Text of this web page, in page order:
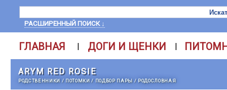
РАСШИРЕННЫЙ ПОИСК ↓
ГЛАВНАЯ | ДОГИ И ЩЕНКИ |
ARYM RED ROSIE
РОДСТВЕННИКИ / ПОТОМКИ/ ПОДБОР ПАРЫ / РОДОСЛОВНАЯ